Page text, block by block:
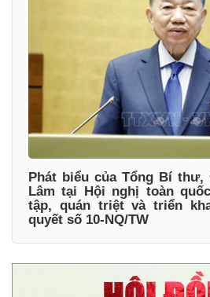
Phát biểu của Tổng Bí
Lâm tại Hội nghị toàn
tập, quán triệt và triển
quyết số 10-NQ/TW